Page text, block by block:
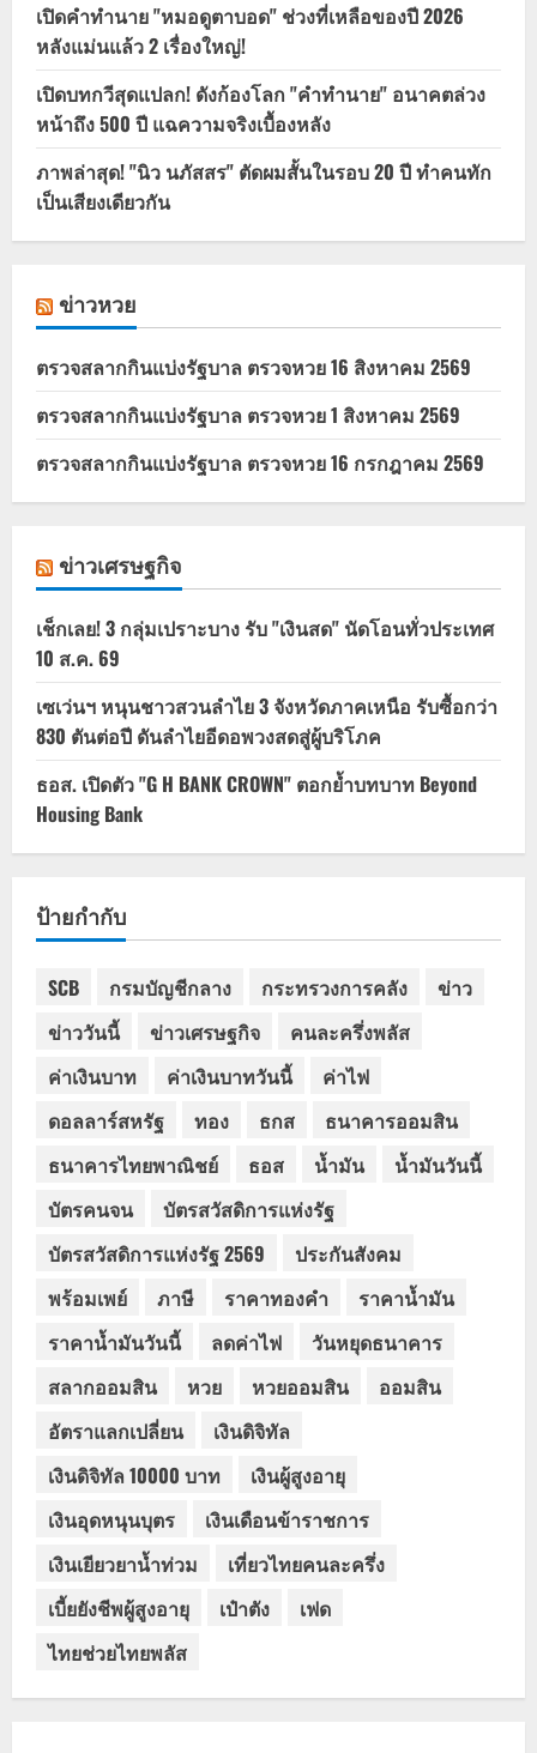
เปิดคำทำนาย "หมอดูตาบอด" ช่วงที่เหลือของปี 2026
หลังแม่นแล้ว 2 เรื่องใหญ่!
เปิดบทกวีสุดแปลก! ดังก้องโลก "คำทำนาย" อนาคตล่วง
หน้าถึง 500 ปี แฉความจริงเบื้องหลัง
ภาพล่าสุด! "นิว นภัสสร" ตัดผมสั้นในรอบ 20 ปี ทำคนทัก
เป็นเสียงเดียวกัน
ข่าวหวย
ตรวจสลากกินแบ่งรัฐบาล ตรวจหวย 16 สิงหาคม 2569
ตรวจสลากกินแบ่งรัฐบาล ตรวจหวย 1 สิงหาคม 2569
ตรวจสลากกินแบ่งรัฐบาล ตรวจหวย 16 กรกฎาคม 2569
ข่าวเศรษฐกิจ
เช็กเลย! 3 กลุ่มเปราะบาง รับ "เงินสด" นัดโอนทั่วประเทศ
10 ส.ค. 69
เซเว่นฯ หนุนชาวสวนลำไย 3 จังหวัดภาคเหนือ รับซื้อกว่า
830 ตันต่อปี ดันลำไยอีดอพวงสดสู่ผู้บริโภค
ธอส. เปิดตัว "G H BANK CROWN" ตอกย้ำบทบาท Beyond
Housing Bank
ป้ายกำกับ
SCB กรมบัญชีกลาง กระทรวงการคลัง
ข่าว
ข่าววันนี้
ข่าวเศรษฐกิจ
คนละครึ่งพลัส
ค่าเงินบาท
ค่าเงินบาทวันนี้
ค่าไฟ
ดอลลาร์สหรัฐ
ทอง ธกส
ธนาคารออมสิน
ธนาคารไทยพาณิชย์
ธอส น้ำมัน
น้ำมันวันนี้
บัตรคนจน
บัตรสวัสดิการแห่งรัฐ
บัตรสวัสดิการแห่งรัฐ 2569
ประกันสังคม
พร้อมเพย์
ภาษี ราคาทองคำ
ราคาน้ำมัน
ราคาน้ำมันวันนี้
ลดค่าไฟ
วันหยุดธนาคาร
สลากออมสิน
หวย หวยออมสิน
ออมสิน
อัตราแลกเปลี่ยน
เงินดิจิทัล
เงินดิจิทัล 10000 บาท
เงินผู้สูงอายุ
เงินอุดหนุนบุตร
เงินเดือนข้าราชการ
เงินเยียวยาน้ำท่วม
เที่ยวไทยคนละครึ่ง
เบี้ยยังชีพผู้สูงอายุ
เป๋าตัง
เฟด
ไทยช่วยไทยพลัส